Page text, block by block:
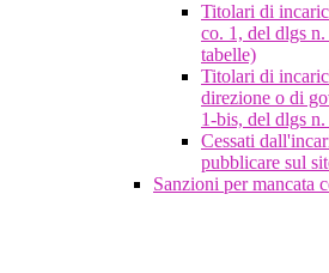
Titolari di
co. 1, del dlgs
tabelle)
Titolari di
direzione o di
1-bis, del dlgs
Cessati
pubblicare sul
Sanzioni per mancata